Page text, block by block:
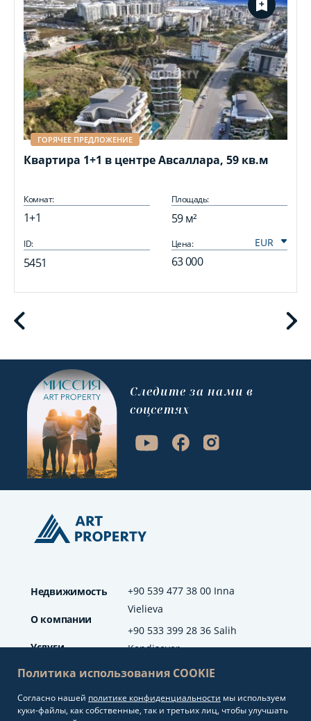
ГОРЯЧЕЕ ПРЕДЛОЖЕНИЕ
Квартира 1+1 в центре Авсаллара, 59 кв.м
Комнат:
1+1
Площадь:
59 м²
ID:
5451
Цена:
63 000
+90 539 477 38 00 Inna
Vielieva
+90 533 399 28 36 Salih
Kendisever
info@artproperty.net
Недвижимость
О компании
Услуги
Отзывы
Блог
Cледите за нами в
соцсетях
Политика использования COOKIE
Согласно нашей политике конфиденциальности мы используем
куки-файлы, как собственные, так и третьих лиц, чтобы улучшать